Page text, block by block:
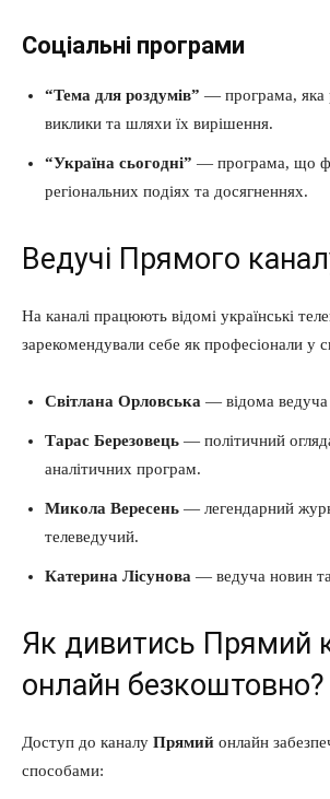
Соціальні програми
“Тема для роздумів” — програма, яка
виклики та шляхи їх вирішення.
“Україна сьогодні” — програма, що
регіональних подіях та досягненнях.
Ведучі Прямого
На каналі працюють відомі українські
зарекомендували себе як професіонали у
Світлана Орловська — відома
Тарас Березовець — політичний
аналітичних програм.
Микола Вересень — легендарний
телеведучий.
Катерина Лісунова — ведуча новин
Як дивитись Прямий
онлайн безкоштовно?
Доступ до каналу Прямий онлайн
способами: